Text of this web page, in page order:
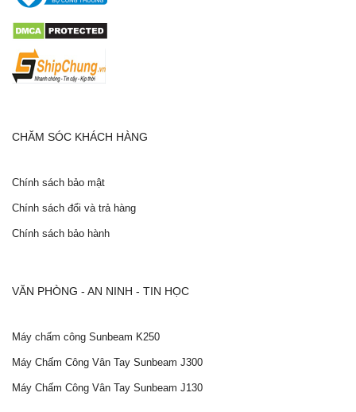
CHĂM SÓC KHÁCH HÀNG
Chính sách bảo mật
Chính sách đổi và trả hàng
Chính sách bảo hành
VĂN PHÒNG - AN NINH - TIN HỌC
Máy chấm công Sunbeam K250
Máy Chấm Công Vân Tay Sunbeam J300
Máy Chấm Công Vân Tay Sunbeam J130